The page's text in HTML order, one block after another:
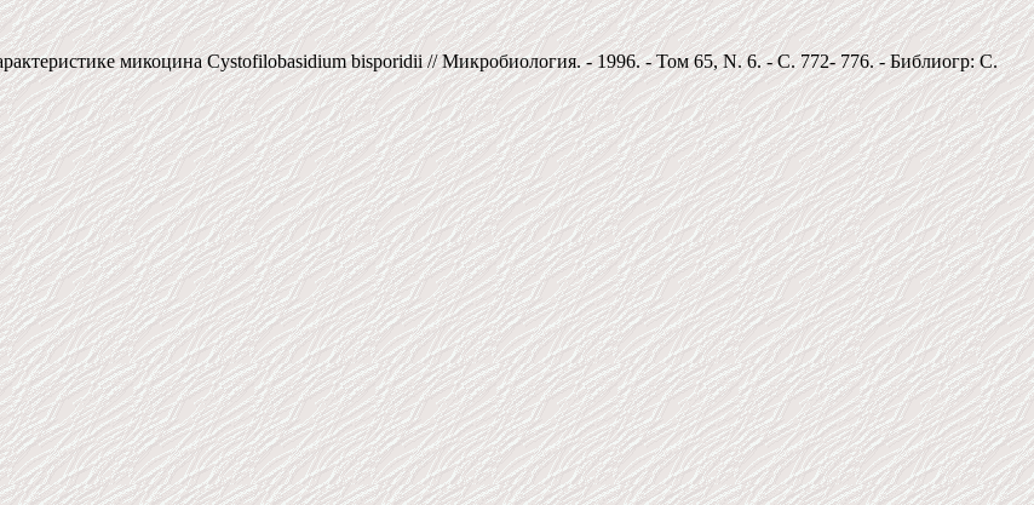
микоцина Cystofilobasidium bisporidii // Микробиология. - 1996. - Том 65, N. 6. - С. 772- 776. - Библиогр: С.